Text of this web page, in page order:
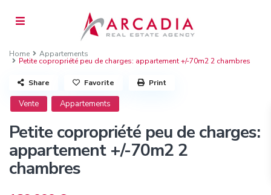
Home Appartements
Petite copropriété peu de charges: appartement +/-70m2 2 chambres
Vente Appartements
Petite copropriété peu de charges:
appartement +/-70m2 2
chambres
Share Favorite Print